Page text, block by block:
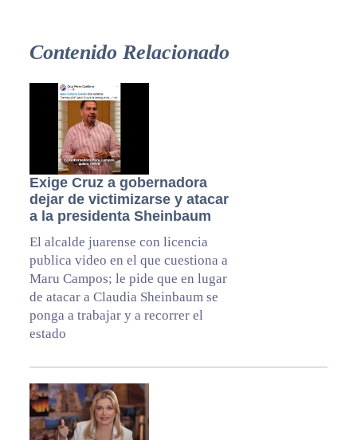
Contenido Relacionado
Exige Cruz a gobernadora
dejar de victimizarse y atacar
a la presidenta Sheinbaum
El alcalde juarense con licencia
publica video en el que cuestiona a
Maru Campos; le pide que en lugar
de atacar a Claudia Sheinbaum se
ponga a trabajar y a recorrer el
estado